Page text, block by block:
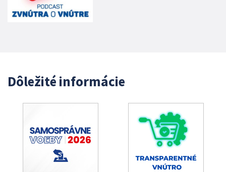
Dôležité informácie